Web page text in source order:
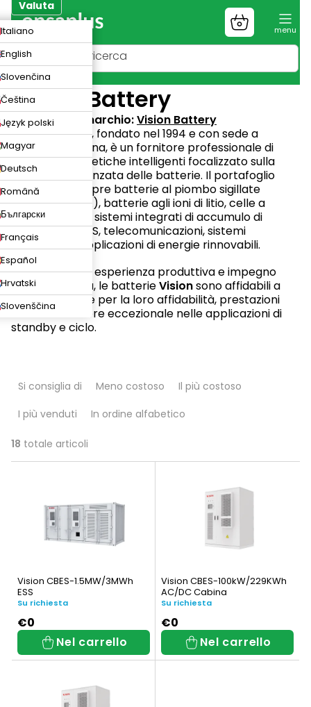
al
contenuto
Valuta
Italiano
English
Slovenčina
Čeština
Język polski
Magyar
Deutsch
Română
Български
Français
Español
Hrvatski
Slovenščina
Carrello
della
spesa
Vision Battery
Sito web del marchio:Vision Battery
Gruppo Vision, fondato nel 1994 e con sede a
Shenzhen, in Cina, è un fornitore professionale di
soluzioni energetiche intelligenti focalizzato sulla
tecnologia avanzata delle batterie. Il portafoglio
dell'azienda copre batterie al piombo sigillate
regolate (VRLA), batterie agli ioni di litio, celle a
combustibile e sistemi integrati di accumulo di
energia per UPS, telecomunicazioni, sistemi
energetici e applicazioni di energie rinnovabili.
Con decenni di esperienza produttiva e impegno
verso la qualità, le batterieVisionsono affidabili a
livello mondiale per la loro affidabilità, prestazioni
coerenti e valore eccezionale nelle applicazioni di
standby e ciclo.
d
i
n
t
o
d
Si consiglia di Meno costoso
Il più costoso
I più venduti
In ordine alfabetico
18 totale articoli
c
o
d
e
Vision CBES-1.5MW/3MWh
ESS
Su richiesta
€0
Nel carrello
Vision CBES-100kW/229KWh
AC/DC Cabina
Su richiesta
€0
Nel carrello